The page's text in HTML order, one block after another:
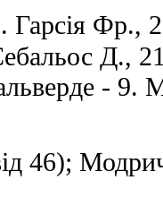
Гарсія Фр.,
Д.,
- 9.
46);